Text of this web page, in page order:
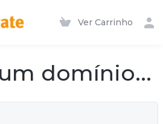
Ver Carrinho
domínio...